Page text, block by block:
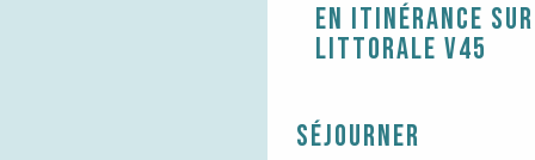
En itinérance
littorale V45
Séjourner